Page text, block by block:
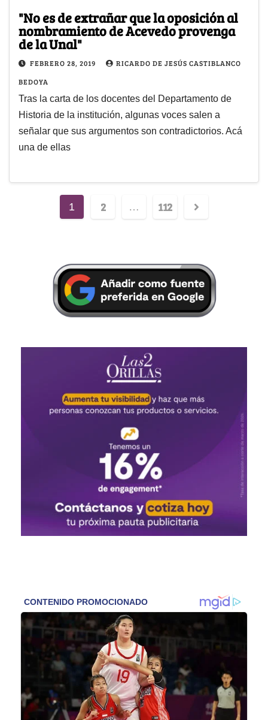
"No es de extrañar que la oposición al
nombramiento de Acevedo provenga
de la Unal"
FEBRERO 28, 2019
RICARDO DE JESÚS CASTIBLANCO
BEDOYA
Tras la carta de los docentes del Departamento de
Historia de la institución, algunas voces salen a
señalar que sus argumentos son contradictorios. Acá
una de ellas
1 2 … 112